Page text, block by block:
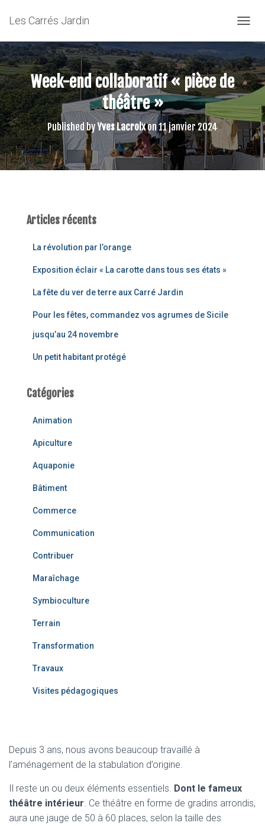
Les Carrés Jardin
Week-end collaboratif « pièce de
théâtre »
Published byYves Lacroixon11 janvier 2024
Articles récents
La révolution par l’orange
Exposition éclair « La carotte dans tous ses états »
La fête du ver de terre aux Carré Jardin
Pour les fêtes, commandez vos agrumes de Sicile
jusqu’au 24 novembre
Un petit habitant protégé
Catégories
Animation
Apiculture
Aquaponie
Bâtiment
Commerce
Communication
Contribuer
Maraîchage
Symbioculture
Terrain
Transformation
Travaux
Visites pédagogiques
Depuis 3 ans, nous avons beaucoup travaillé à
l’aménagement de la stabulation d’origine.
Il reste un ou deux éléments essentiels. Dont le fameux
théâtre intérieur. Ce théâtre en forme de gradins arrondis,
aura une jauge de 50 à 60 places, selon la taille des